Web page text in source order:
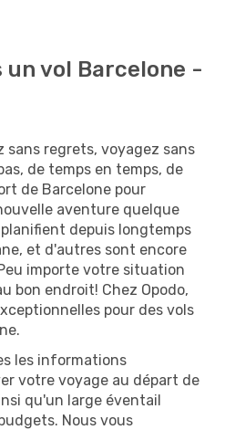
vol Barcelone -
sans regrets, voyagez sans
de temps en temps, de
de Barcelone pour
aventure quelque
depuis longtemps
et d'autres sont encore
importe votre situation
bon endroit! Chez Opodo,
pour des vols
les informations
votre voyage au départ de
qu'un large éventail
Nous vous